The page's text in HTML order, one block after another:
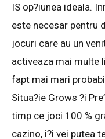
IS op?iunea ideala.
este necesar pentru
jocuri care au un
activeaza mai multe
fapt mai mari
Situa?ie Grows ?i
timp ce joci 100 %
cazino, i?i vei putea